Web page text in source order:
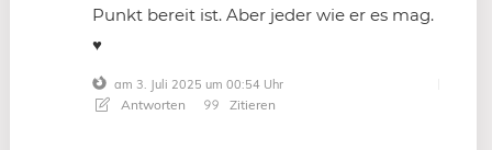
Punkt bereit ist. Aber jeder wie er es mag.
♥
am 3. Juli 2025 um 00:54 Uhr
Antworten Zitieren